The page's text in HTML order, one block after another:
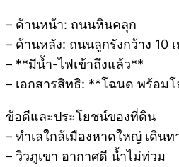
– ด้านหน้า: ถนนหินคลุก
– ด้านหลัง: ถนนลูกรังกว้าง 10
– **มีน้ำ-ไฟเข้าถึงแล้ว**
– เอกสารสิทธิ: **โฉนด พร้อม
ข้อดีและประโยชน์ของที่ดิน
– ทำเลใกล้เมืองหาดใหญ่ เดินท
– วิวภูเขา อากาศดี น้ำไม่ท่วม